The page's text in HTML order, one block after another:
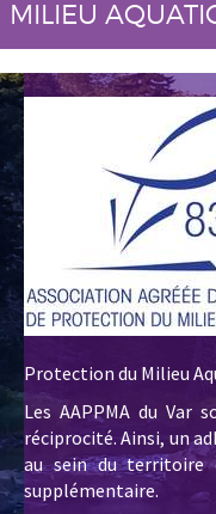
MILIEU
Protection du Milieu
Les AAPPMA du
réciprocité. Ainsi, un
au sein du territoire
supplémentaire.